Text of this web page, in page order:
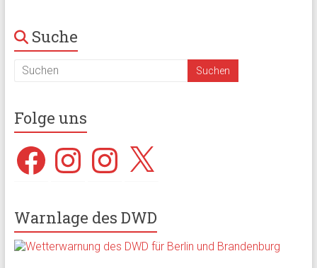
Suche
Folge uns
FacebookInstagramInstagram
X
Warnlage des DWD